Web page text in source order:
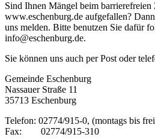
Sind Ihnen Mängel beim
www.eschenburg.de aufgefallen?
uns melden. Bitte benutzen Sie dafür
info@eschenburg.de.
Sie können uns auch per Post oder
Gemeinde Eschenburg
Nassauer Straße 11
35713 Eschenburg
Telefon: 02774/915-0, (montags bis
Fax: 02774/915-310